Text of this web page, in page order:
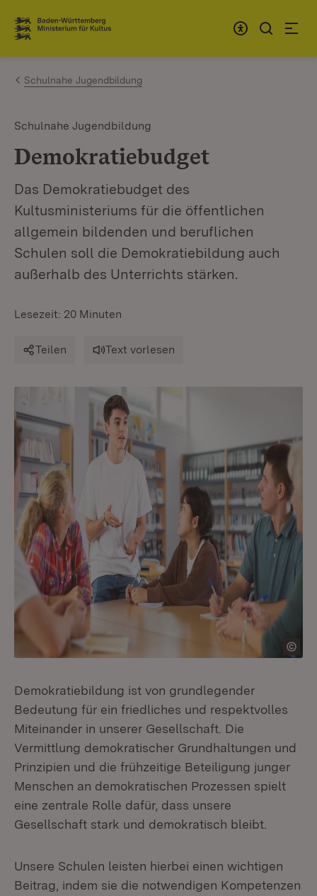
Zum Inhalt springen
Link zur Startseite
Schulnahe Jugendbildung
Schulnahe Jugendbildung
Demokratiebudget
Das Demokratiebudget des
Kultusministeriums für die öffentlichen
allgemein bildenden und beruflichen
Schulen soll die Demokratiebildung auch
außerhalb des Unterrichts stärken.
Lesezeit: 20 Minuten
Teilen Text vorlesen
Demokratiebildung ist von grundlegender
Bedeutung für ein friedliches und respektvolles
Miteinander in unserer Gesellschaft. Die
Vermittlung demokratischer Grundhaltungen und
Prinzipien und die frühzeitige Beteiligung junger
Menschen an demokratischen Prozessen spielt
eine zentrale Rolle dafür, dass unsere
Gesellschaft stark und demokratisch bleibt.
Unsere Schulen leisten hierbei einen wichtigen
Beitrag, indem sie die notwendigen Kompetenzen